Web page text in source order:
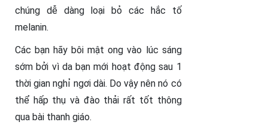
chúng dễ dàng loại bỏ các hắc tố
melanin.
Các bạn hãy bôi mật ong vào lúc sáng
sớm bởi vì da bạn mới hoạt động sau 1
thời gian nghỉ ngơi dài. Do vậy nên nó có
thể hấp thụ và đào thải rất tốt thông
qua bài thanh giáo.